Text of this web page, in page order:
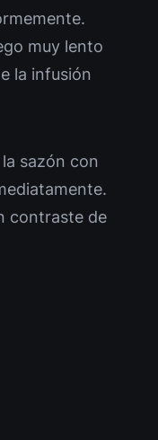
muy lento
la infusión
sazón con
contraste de